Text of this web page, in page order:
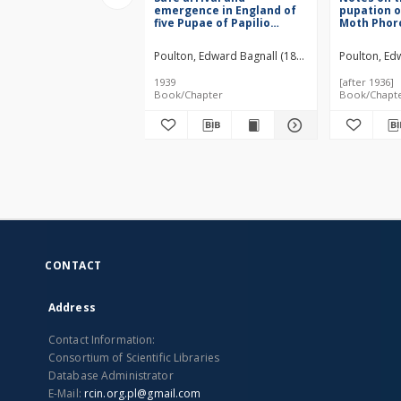
emergence in England of
five Pupae of Papilio
from Nairobi by Canon K.
St. Aubyn Rogers
Poulton, Edward Bagnall (1856–1943)
1939
Book/Chapter
pupation
Moth
Poulton,
[after 1936]
Book/
CONTACT
Address
Contact Information:
Consortium of Scientific Libraries
Database Administrator
E-Mail: rcin.org.pl@gmail.com